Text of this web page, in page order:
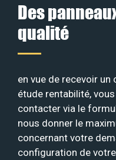
Des
qualité
en vue de recevoir
étude rentabilité,
contacter via le
nous donner le
concernant votre
configuration de